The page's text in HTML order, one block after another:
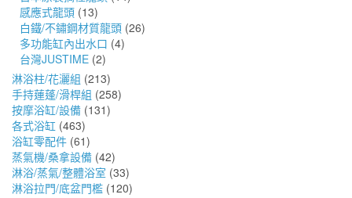
感應式龍頭 (13)
白鐵/不鏽鋼材質龍頭 (26)
多功能缸內出水口 (4)
台灣JUSTIME (2)
淋浴柱/花灑組 (213)
手持蓮蓬/滑桿組 (258)
按摩浴缸/設備 (131)
各式浴缸 (463)
浴缸零配件 (61)
蒸氣機/桑拿設備 (42)
淋浴/蒸氣/整體浴室 (33)
淋浴拉門/底盆門檻 (120)